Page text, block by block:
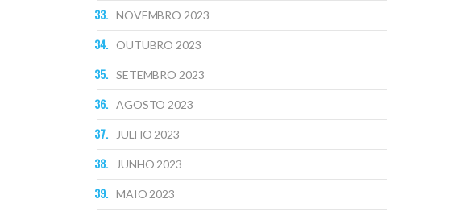
NOVEMBRO 2023
OUTUBRO 2023
SETEMBRO 2023
AGOSTO 2023
JULHO 2023
JUNHO 2023
MAIO 2023